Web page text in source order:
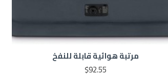
مرتبة هوائية قابلة للنفخ
$92.55